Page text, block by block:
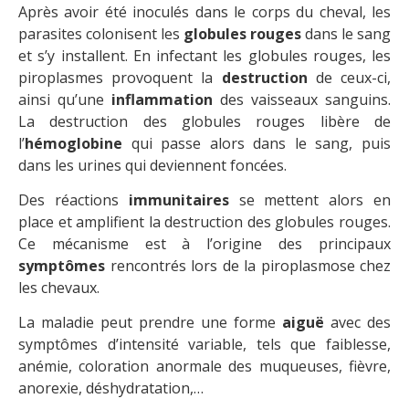
Après avoir été inoculés dans le corps du cheval, les
parasites colonisent les globules rougesdans le sang
et s’y installent. En infectant les globules rouges, les
piroplasmes provoquent la destruction de ceux-ci,
ainsi qu’une inflammation des vaisseaux sanguins.
La destruction des globules rouges libère de
l’hémoglobine qui passe alors dans le sang, puis
dans les urines qui deviennent foncées.
Des réactions immunitairesse mettent alors en
place et amplifient la destruction des globules rouges.
Ce mécanisme est à l’origine des principaux
symptômes rencontrés lors de la piroplasmose chez
les chevaux.
La maladie peut prendre une forme aiguë avec des
symptômes d’intensité variable, tels que faiblesse,
anémie, coloration anormale des muqueuses, fièvre,
anorexie, déshydratation,…